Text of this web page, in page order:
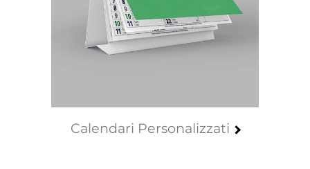
Calendari Personalizzati